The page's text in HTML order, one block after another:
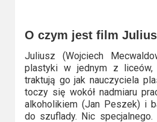
Apple
TV
+
Disney+
O czym jest film
Juliusz (Wojciech
plastyki w jednym z
traktują go jak nauczyciela
toczy się wokół nadmiaru
alkoholikiem (Jan Peszek) i
do szuflady. Nic